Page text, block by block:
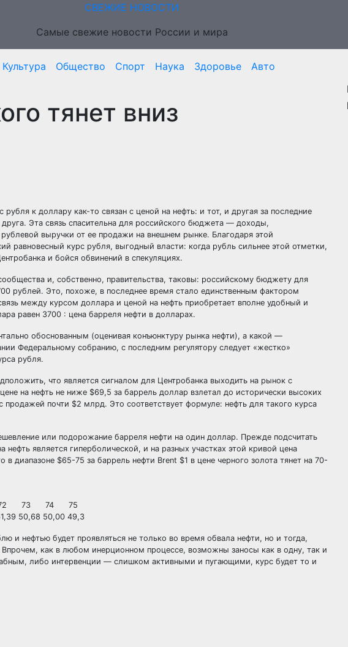
СВЕЖИЕ НОВОСТИ
Самые свежие новости России и мира
Культура Общество Спорт Наука Здоровье
Авто
тянет вниз
к доллару как-то связан с ценой на нефть: и тот, и другая за последние
Эта связь спасительна для российского бюджета — доходы,
выручки от ее продажи на внешнем рынке. Благодаря этой
равновесный курс рубля, выгодный власти: когда рубль сильнее этой отметки,
и бойся обвинений в спекуляциях.
и, собственно, правительства, таковы: российскому бюджету для
рублей. Это, похоже, в последнее время стало единственным фактором
между курсом доллара и ценой на нефть приобретает вполне удобный и
равен 3700 : цена барреля нефти в долларах.
обоснованным (оценивая конъюнктуру рынка нефти), а какой —
Федеральному собранию, с последним регулятору следует «жестко»
рубля.
что является сигналом для Центробанка выходить на рынок с
на нефть не ниже $69,5 за баррель доллар взлетал до исторически высоких
почти $2 млрд. Это соответствует формуле: нефть для такого курса
или подорожание барреля нефти на один доллар. Прежде подсчитать
является гиперболической, и на разных участках этой кривой цена
диапазоне $65-75 за баррель нефти Brent $1 в цене черного золота тянет на 70-
72 73 74 75
50,68 50,00 49,3
и нефтью будет проявляться не только во время обвала нефти, но и тогда,
Впрочем, как в любом инерционном процессе, возможны заносы как в одну, так и
либо интервенции — слишком активными и пугающими, курс будет то и